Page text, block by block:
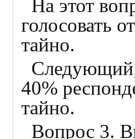
На этот
голосовать
тайно.
Следующий,
40%
тайно.
Вопрос 3.